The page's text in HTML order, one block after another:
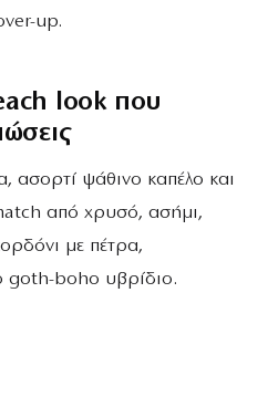
up.
look που
ασορτί ψάθινο καπέλο και
από χρυσό, ασήμι,
με πέτρα,
goth-boho υβρίδιο.